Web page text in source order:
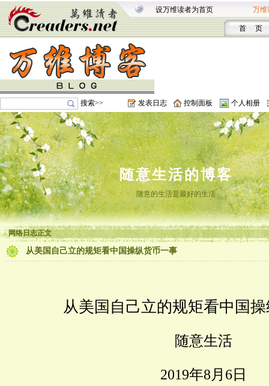
设万维读者为首页 万维
首 页
搜索>> 发表日志 控制面板 个人相册
随意生活的博客
随意的生活是最好的生活
网络日志正文
从美国自己立的规矩看中国操纵货币一事
从美国自己立的规矩看中国
随意生活
2019年8 月 6日